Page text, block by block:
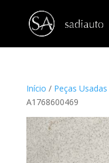
Início / Peças Usadas
A1768600469